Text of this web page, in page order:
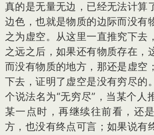
真的是无量无边，已经无法计算
边色，也就是物质的边际而没有
之为虚空。从这里一直推究下去
之远之后，如果还有物质存在，
而没有物质的地方，那还是虚空
下去，证明了虚空是没有穷尽的
个说法名为“无穷尽”，当某个人
某一点时，再继续往前看，还
方，也没有终点可言；如果说有